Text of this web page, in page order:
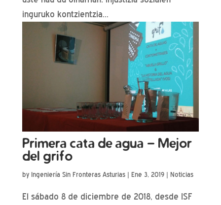
inguruko kontzientzia...
Primera cata de agua – Mejor
del grifo
by Ingeniería Sin Fronteras Asturias| Ene 3, 2019| Noticias
El sábado 8 de diciembre de 2018, desde ISF